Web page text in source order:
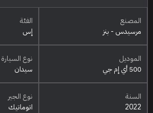
المصنع
مرسيدس - بنز
الفئة
إس
الموديل
500 أي إم جي
نوع السيارة
سيدان
السنة
2022
نوع الجير
اتوماتيك